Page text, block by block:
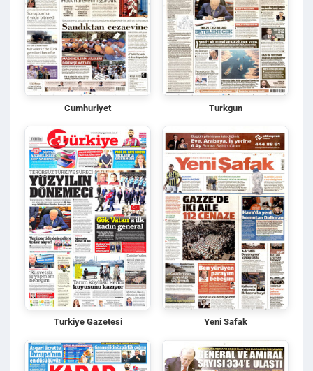
Cumhuriyet Turkgun
Turkiye Gazetesi Yeni Safak